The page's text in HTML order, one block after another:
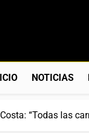
NOTICIAS
“Todas las